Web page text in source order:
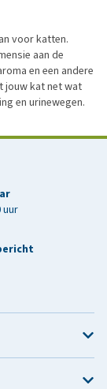
voor katten.
aan de
en een andere
jouw kat net wat
en urinewegen.
uur